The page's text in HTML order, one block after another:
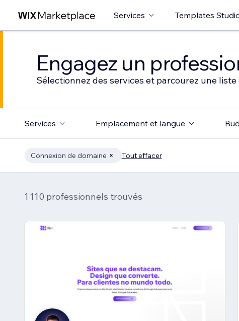
Services Templates
Engagez un
Sélectionnez des services et parcourez une
Services Emplacement et langue
Connexion de domaine Tout effacer
1 110 professionnels trouvés